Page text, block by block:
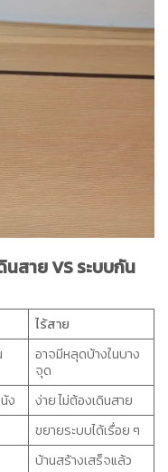
สาย VS ระบบกัน
ไร้สาย
อาจมีหลุดบ้างในบาง
จุด
ง
ง่าย ไม่ต้องเดินสาย
ขยายระบบได้เรื่อย ๆ
บ้านสร้างเสร็จแล้ว